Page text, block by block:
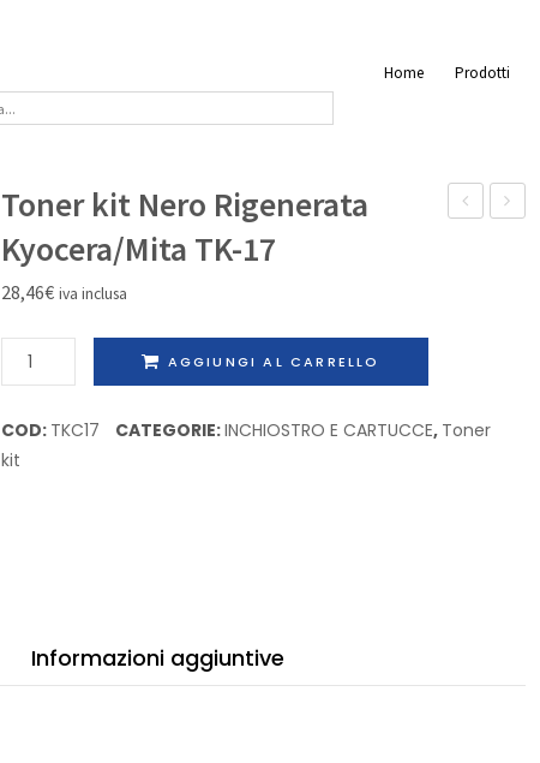
Home Prodotti
12A7415
Toner kit Nero Rigenerata
Kyocera/Mita TK-17
28,46€ iva inclusa
Toner
kit
Rigenerata
Kyocera/Mita
AGGIUNGI AL CARRELLO
COD: TKC17 CATEGORIE:INCHIOSTRO E CARTUCCE, Toner
kit
Informazioni aggiuntive